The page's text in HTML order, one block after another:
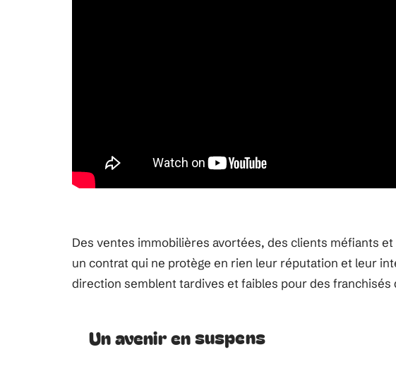
Des ventes immobilières avortées, des clients méfiants
un contrat qui ne protège en rien leur réputation et leur
direction semblent tardives et faibles pour des
Un avenir en suspens